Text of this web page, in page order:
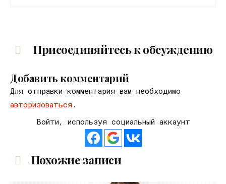
Присоединяйтесь к обсуждению
Добавить комментарий
Для отправки комментария вам необходимо
авторизоваться .
Войти, используя социальный аккаунт
Похожие записи